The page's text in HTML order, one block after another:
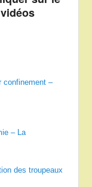
confinement –
– La
des troupeaux